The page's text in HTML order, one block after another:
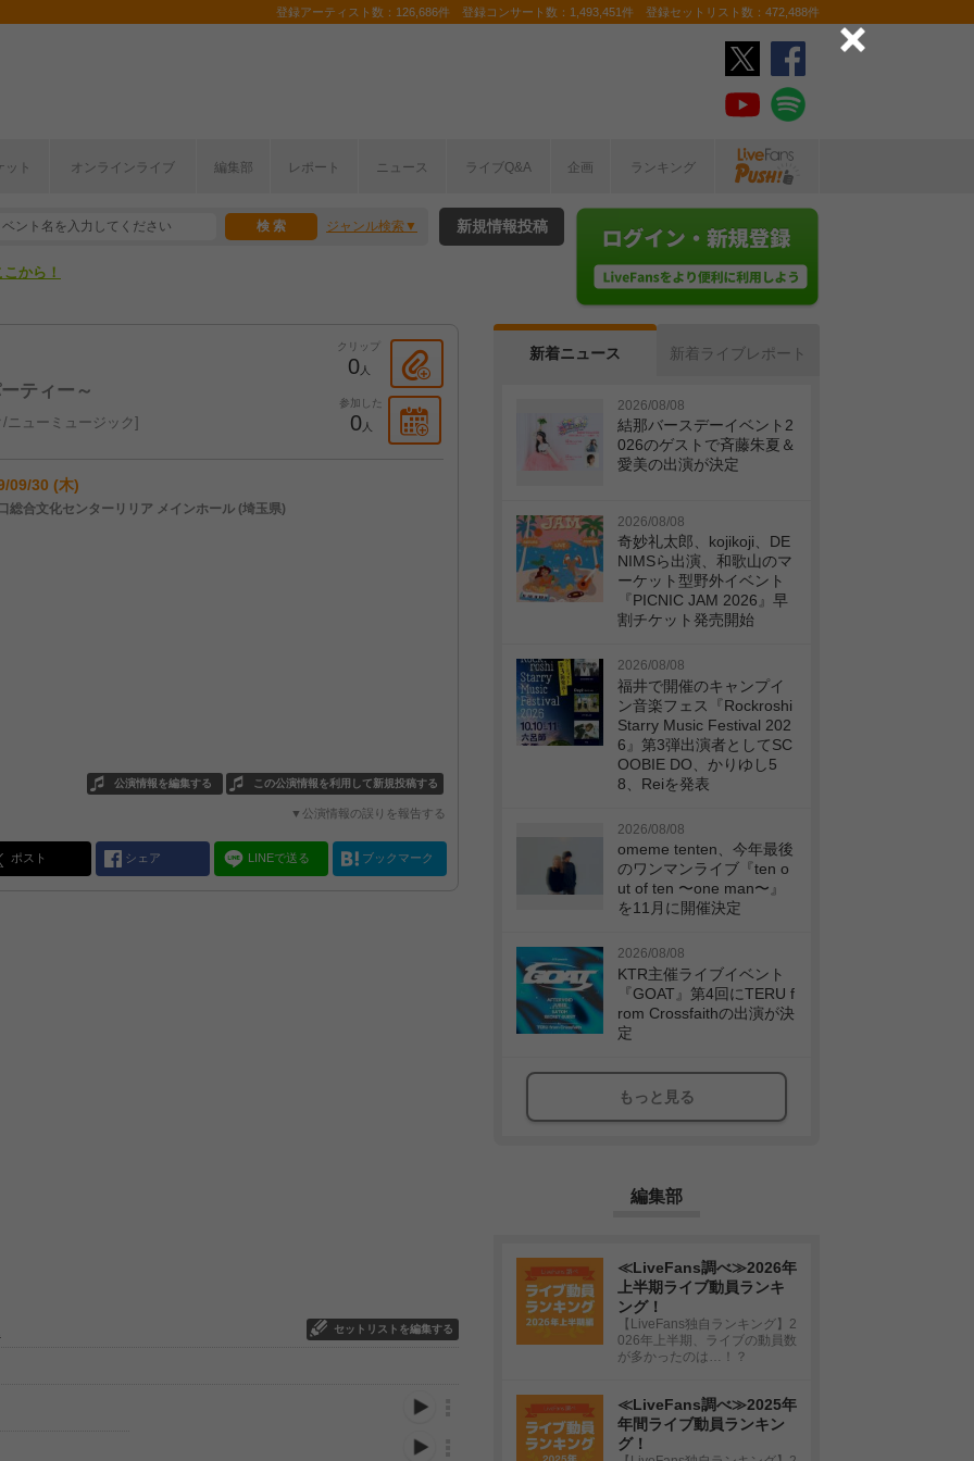
登録アーティスト数：126,686件 登録コンサート数：1,493,451件 登録セットリスト数：472,488件
ット オンラインライブ 編集部 レポート ニュース ライブQ&A 企画 ランキング
ジャンル検索
半期編発表！
から！
新規情報投稿
ティー～
クリップ
0人
参加した
0人
ニューミュージック
09/30 (木)
総合文化センターリリア メインホール (埼玉県)
この公演情報を利用して新規投稿する
公演情報を編集する
▼公演情報の誤りを報告する
ポスト シェア LINEで送る ブックマーク
セットリストを編集する
新着ニュース 新着ライブレポート
2026/08/08
結那バースデーイベント2
026のゲストで斉藤朱夏＆
愛美の出演が決定
2026/08/08
奇妙礼太郎、kojikoji、DE
NIMSら出演、和歌山のマ
ーケット型野外イベント
『PICNIC JAM 2026』早
割チケット発売開始
2026/08/08
福井で開催のキャンプイ
ン音楽フェス『Rockroshi
Starry Music Festival 202
6』第3弾出演者としてSC
OOBIE DO、かりゆし5
8、Reiを発表
2026/08/08
omeme tenten、今年最後
のワンマンライブ『ten o
ut of ten 〜one man〜』
を11月に開催決定
2026/08/08
KTR主催ライブイベント
『GOAT』第4回にTERU f
rom Crossfaithの出演が決
定
もっと見る
編集部
≪LiveFans調べ≫2026年
上半期ライブ動員ランキ
ング！
【LiveFans独自ランキング】2
026年上半期、ライブの動員数
が多かったのは…！？
≪LiveFans調べ≫2025年
年間ライブ動員ランキン
グ！